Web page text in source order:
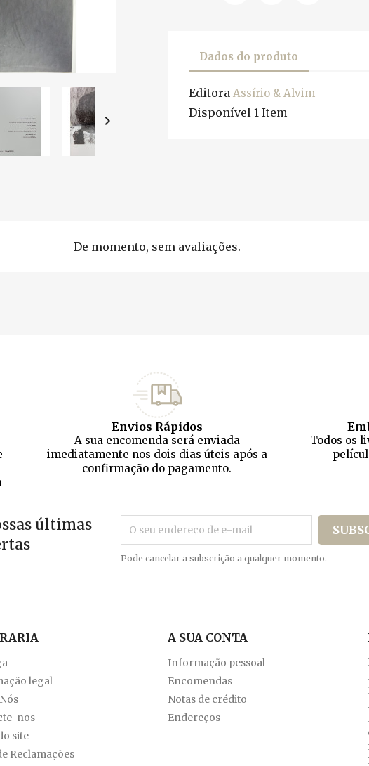

Dados do produto
Editora Assírio & Alvim
Disponível 1 Item
De momento, sem avaliações.
Envios Rápidos
A sua encomenda será enviada
imediatamente nos dois dias úteis após a
confirmação do pagamento.
Todos os
últimas
Pode cancelar a subscrição a qualquer momento.
legal
nos
site
Reclamações
A SUA CONTA
Informação pessoal
Encomendas
Notas de crédito
Endereços